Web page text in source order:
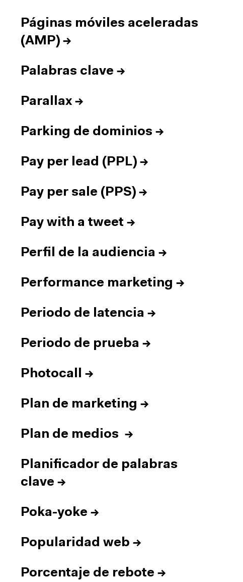
Páginas móviles aceleradas
(AMP) →
Palabras clave →
Parallax →
Parking de dominios →
Pay per lead (PPL) →
Pay per sale (PPS) →
Pay with a tweet →
Perfil de la audiencia →
Performance marketing →
Periodo de latencia →
Periodo de prueba →
Photocall →
Plan de marketing →
Plan de medios →
Planificador de palabras
clave →
Poka-yoke →
Popularidad web →
Porcentaje de rebote →